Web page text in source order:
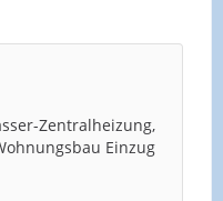
Zentralheizung,
Einzug